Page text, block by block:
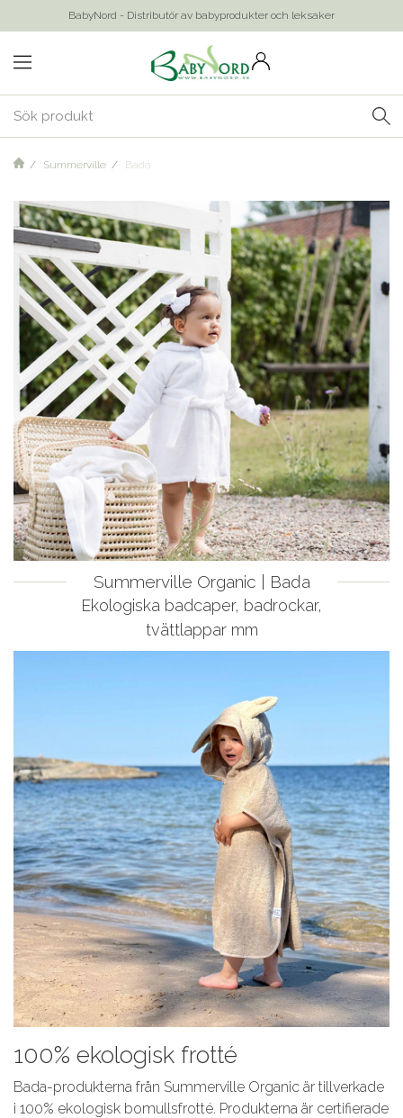
BabyNord - Distributör av babyprodukter och leksaker
Summerville Bada
Summerville Organic | Bada
Ekologiska badcaper, badrockar,
tvättlappar mm
100% ekologisk frotté
Bada-produkterna från Summerville Organic är tillverkade
i 100% ekologisk bomullsfrotté. Produkterna är certifierade